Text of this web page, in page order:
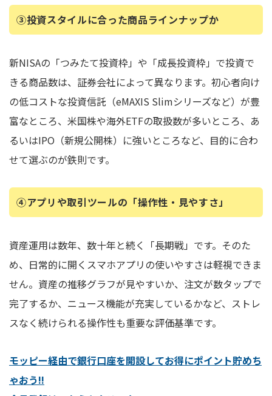
③投資スタイルに合った商品ラインナップか
新NISAの「つみたて投資枠」や「成長投資枠」で投資で
きる商品数は、証券会社によって異なります。初心者向け
の低コストな投資信託（eMAXIS Slimシリーズなど）が豊
富なところ、米国株や海外ETFの取扱数が多いところ、あ
るいはIPO（新規公開株）に強いところなど、目的に合わ
せて選ぶのが鉄則です。
④アプリや取引ツールの「操作性・見やすさ」
資産運用は数年、数十年と続く「長期戦」です。そのた
め、日常的に開くスマホアプリの使いやすさは軽視できま
せん。資産の推移グラフが見やすいか、注文が数タップで
完了するか、ニュース機能が充実しているかなど、ストレ
スなく続けられる操作性も重要な評価基準です。
モッピー経由で銀行口座を開設してお得にポイント貯めち
ゃおう!!